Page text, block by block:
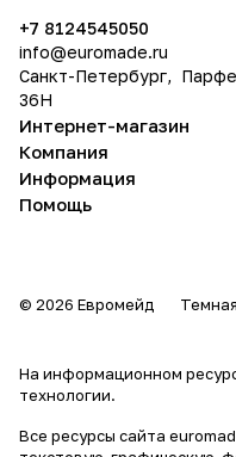
+7 8124545050
info@euromade.ru
Санкт-Петербург,
36Н
Интернет-магазин
Компания
Информация
Помощь
© 2026 Евромейд
На информационном
технологии.
Все ресурсы сайта